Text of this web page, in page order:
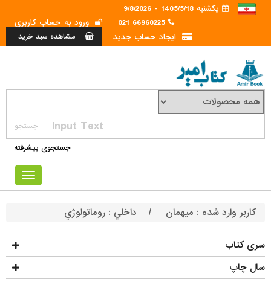
یکشنبه 1405/5/18 - 9/8/2026
66960225 021
ورود به حساب کاربری
ایجاد حساب جدید
مشاهده سبد خرید
جستجوی پیشرفته
Toggle
کاربر وارد شده : میهمان / داخلي : روماتولوژي
سری کتاب
سال چاپ